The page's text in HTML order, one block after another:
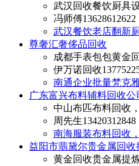
武汉回收餐饮厨具
冯师傅13628612622
武汉餐饮老店翻新
尊奢汇奢侈品回收
成都手表包包黄金
伊万诺回收
南通企业批量梵克
广东富兴布料辅料回收公
中山布匹布料回收
周先生13420312848
南海服装布料回收
益阳市翡黛尔贵金属回收
黄金回收贵金属提